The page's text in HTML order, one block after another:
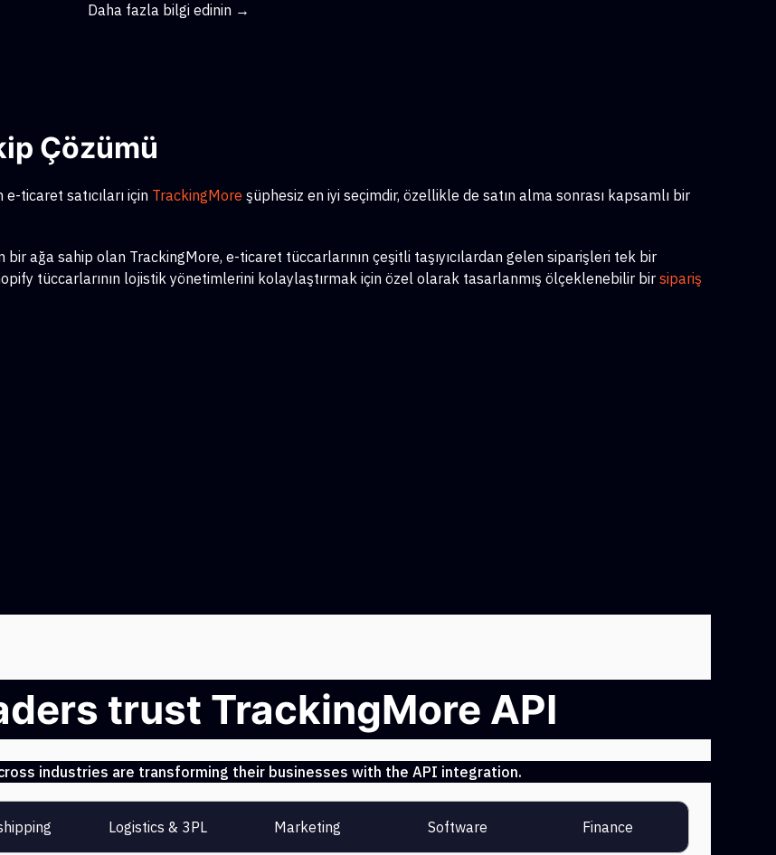
Daha fazla bilgi edinin →
Çözümü
ticaret satıcıları için TrackingMore şüphesiz en iyi seçimdir, özellikle de satın alma sonrası kapsamlı bir
bir ağa sahip olan TrackingMore, e-ticaret tüccarlarının çeşitli taşıyıcılardan gelen siparişleri tek bir
tüccarlarının lojistik yönetimlerini kolaylaştırmak için özel olarak tasarlanmış ölçeklenebilir bir sipariş
trust TrackingMore API
industries are transforming their businesses with the API integration.
Logistics & 3PL Marketing Software Finance